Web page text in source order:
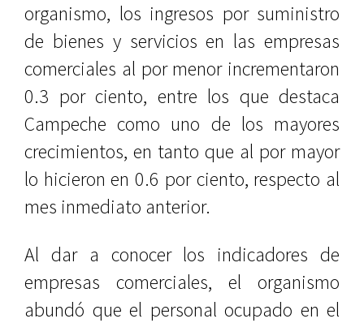
organismo, los ingresos por suministro
de bienes y servicios en las empresas
comerciales al por menor incrementaron
0.3 por ciento, entre los que destaca
Campeche como uno de los mayores
crecimientos, en tanto que al por mayor
lo hicieron en 0.6 por ciento, respecto al
mes inmediato anterior.
Al dar a conocer los indicadores de
empresas comerciales, el organismo
abundó que el personal ocupado en el